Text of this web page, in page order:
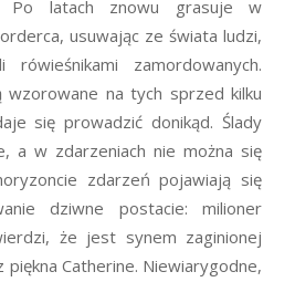
Po latach znowu grasuje w
usuwając ze świata ludzi,
zamordowanych.
wzorowane na tych sprzed kilku
się prowadzić donikąd. Ślady
a w zdarzeniach nie można się
zdarzeń pojawiają się
dziwne postacie: milioner
że jest synem zaginionej
piękna Catherine. Niewiarygodne,